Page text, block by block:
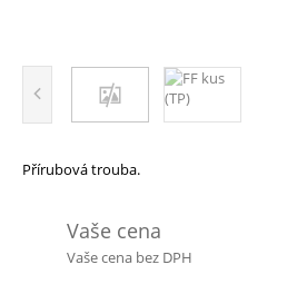
Přírubová trouba.
Vaše cena
Vaše cena bez DPH